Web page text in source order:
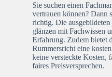
Sie suchen einen
vertrauen können? Dann
richtig. Die ausgebildeten
glänzen mit Fachwissen
Erfahrung. Zudem bietet
Rummersricht eine
keine versteckte Kosten,
faires Preisversprechen.